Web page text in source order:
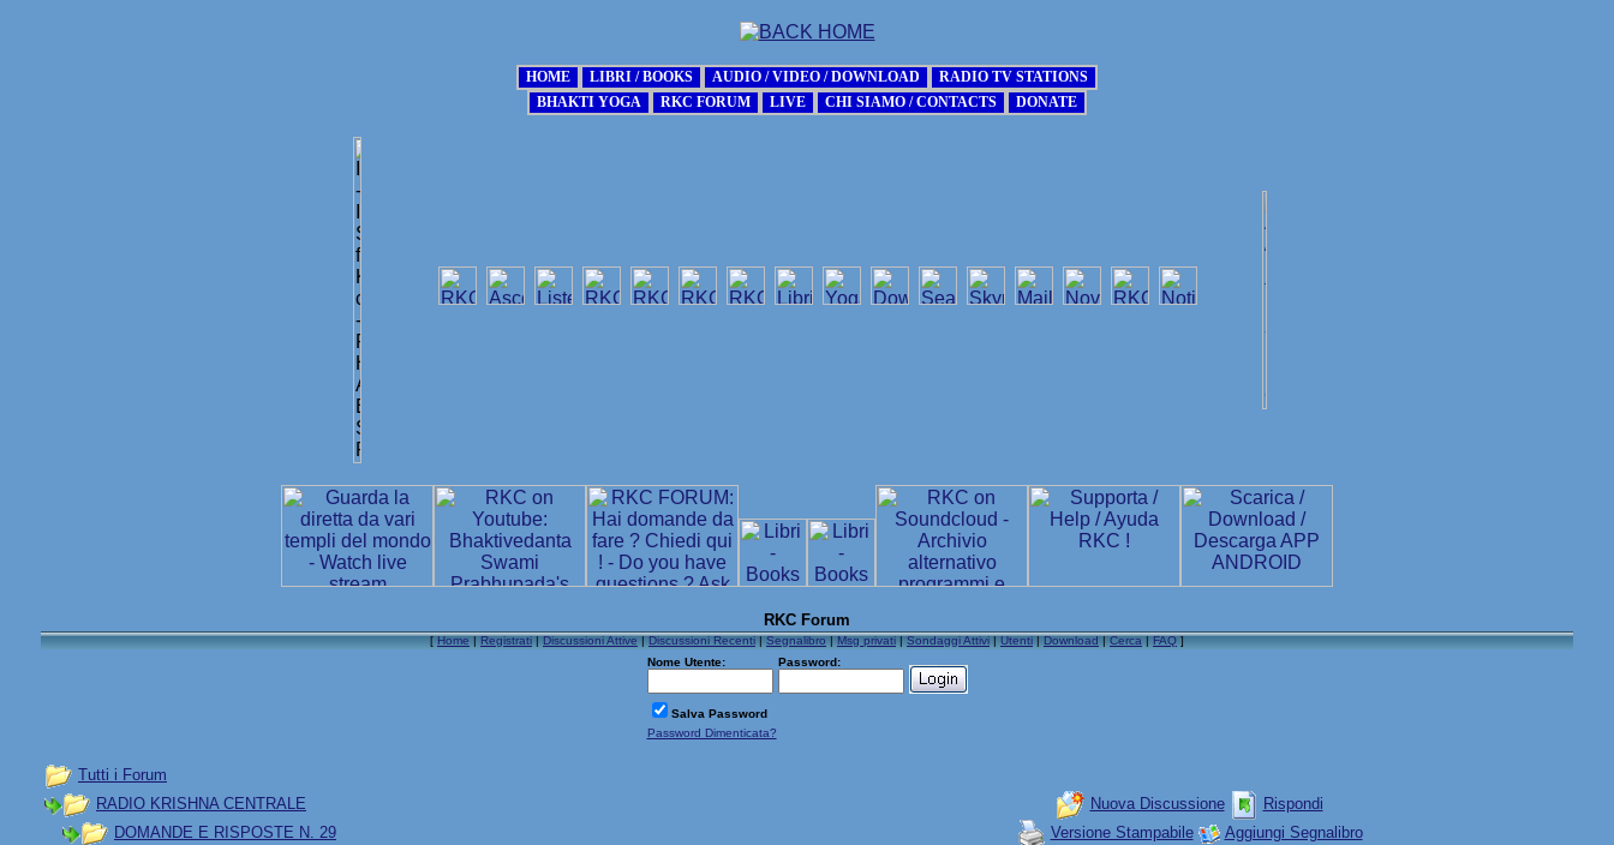
RKC Forum
[Home|Registrati|Discussioni Attive|Discussioni Recenti|Segnalibro|Msg privati|Sondaggi Attivi|Utenti|Download|Cerca|FAQ]
Nome Utente:
Password:
Salva Password
Password Dimenticata?
Tutti i Forum
RADIO KRISHNA CENTRALE
DOMANDE E RISPOSTE N. 29
Nuova Discussione
Rispondi
Versione Stampabile
Aggiungi Segnalibro